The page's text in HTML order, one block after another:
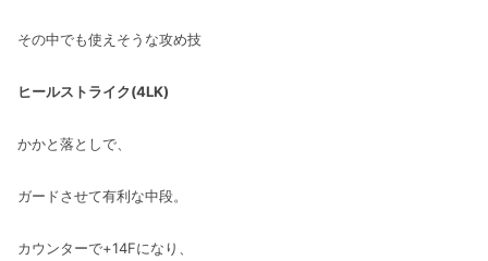
その中でも使えそうな攻め技
ヒールストライク(4LK)
かかと落としで、
ガードさせて有利な中段。
カウンターで+14Fになり、